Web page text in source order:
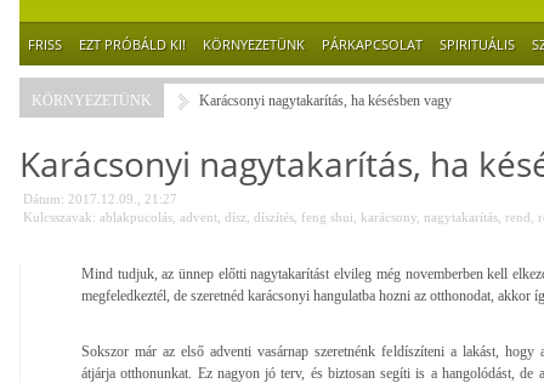
FRISS EZT PRÓBÁLD KI! KÖRNYEZETÜNK PÁRKAPCSOLAT SPIRITUÁLIS
KÖRNYEZETÜNK Karácsonyi nagytakarítás, ha késésben vagy
Karácsonyi nagytakarítás, ha
Dátum: 2017.12.09., 21:27
Kulcsszavak: ablakpucolás advent dísz díszítés feng shui karácsony nagytakarítás rend
Mind tudjuk, az ünnep előtti nagytakarítást elvileg még novemberben kell
megfeledkeztél, de szeretnéd karácsonyi hangulatba hozni az otthonodat, akkor
Sokszor már az első adventi vasárnap szeretnénk feldíszíteni a lakást, hogy
átjárja otthonunkat. Ez nagyon jó terv, és biztosan segíti is a hangolódást, de